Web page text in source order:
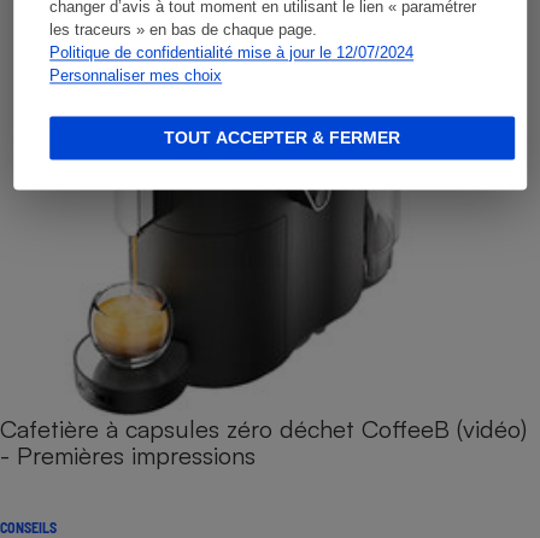
changer d’avis à tout moment en utilisant le lien « paramétrer
les traceurs » en bas de chaque page.
Politique de confidentialité mise à jour le 12/07/2024
Personnaliser mes choix
TOUT ACCEPTER & FERMER
Cafetière à capsules zéro déchet CoffeeB (vidéo)
- Premières impressions
CONSEILS